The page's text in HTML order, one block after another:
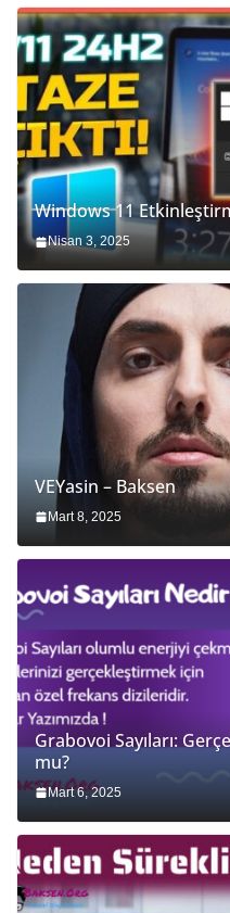
Windows 11
Nisan 3, 2025
VEYasin – Baksen
Mart 8, 2025
Grabovoi Sayıları:
mu?
Mart 6, 2025